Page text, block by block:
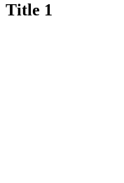
Title 1